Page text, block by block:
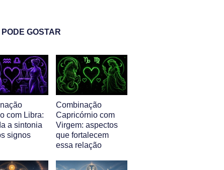
GOSTAR
com Libra:
a sintonia
signos
Combinação
Capricórnio com
Virgem: aspectos
que fortalecem
essa relação